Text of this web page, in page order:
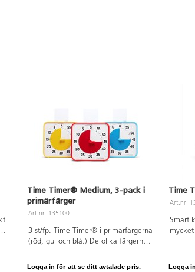
Time Timer® Medium, 3-pack i
primärfärger
Art.nr: 135100
3 st/fp. Time Timer® i primärfärgerna
(röd, gul och blå.) De olika färgerna
t.ex. lugna delen, skapandedelen
Logga in för att se ditt avtalade pris.
Time
Art.nr:
Smart
fältet
Logga